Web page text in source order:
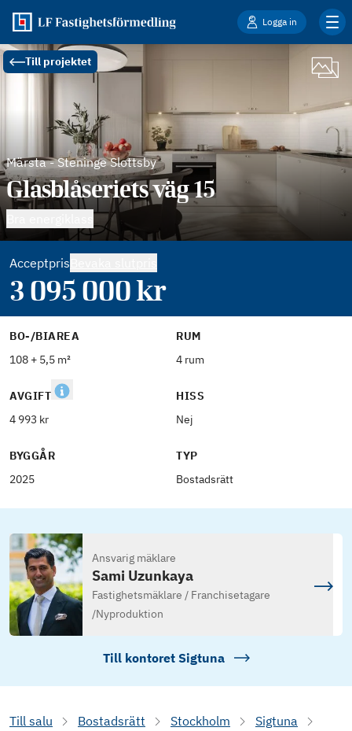
Logga in
Till projektet
Märsta-Steninge Slottsby
Glasblåseriets väg 15
Acceptpris
3 095 000kr
BO-/BIAREA
108 + 5,5 m²
RUM
4 rum
AVGIFT
4 993 kr
HISS
Nej
BYGGÅR
2025
TYP
Bostadsrätt
Ansvarig mäklare
Sami Uzunkaya
Fastighetsmäklare / Franchisetagare
/Nyproduktion
Till kontoret Sigtuna
Till salu Bostadsrätt Stockholm
Sigtuna